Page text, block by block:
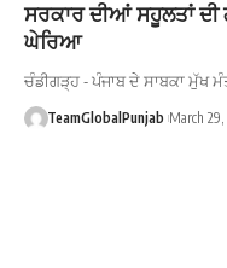
ਸਰਕਾਰ ਦੀਆਂ ਸਹੂਲਤਾਂ
ਘੇਰਿਆ
ਚੰਡੀਗੜ੍ਹ - ਪੰਜਾਬ ਦੇ ਸਾਬਕਾ ਮੁੱਖ
TeamGlobalPunjab March 29,